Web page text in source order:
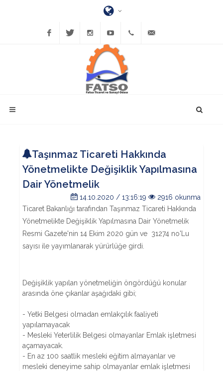
InstagramYouTube(452)
423-
Taşınmaz Ticareti Hakkında
Yönetmelikte Değişiklik Yapılmasına
Dair Yönetmelik
14.10.2020 / 13:16:19
2916 okunma
Ticaret Bakanlığı tarafından Taşınmaz Ticareti Hakkında
Yönetmelikte Değişiklik Yapılmasına Dair Yönetmelik
Resmi Gazete'nin 14 Ekim 2020 gün ve 31274 no'Lu
sayısı ile yayımlanarak yürürlüğe girdi.
Değişiklik yapılan yönetmeliğin öngördüğü konular
arasında öne çıkanlar aşağıdaki gibi;
- Yetki Belgesi olmadan emlakçılık faaliyeti
yapılamayacak
- Mesleki Yeterlilik Belgesi olmayanlar Emlak işletmesi
açamayacak.
- En az 100 saatlik mesleki eğitim almayanlar ve
mesleki deneyime sahip olmayanlar emlak işletmesi